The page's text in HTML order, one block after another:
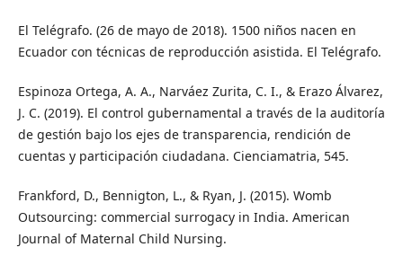
El Telégrafo. (26 de mayo de 2018). 1500 niños nacen en
Ecuador con técnicas de reproducción asistida. El Telégrafo.
Espinoza Ortega, A. A., Narváez Zurita, C. I., & Erazo Álvarez,
J. C. (2019). El control gubernamental a través de la auditoría
de gestión bajo los ejes de transparencia, rendición de
cuentas y participación ciudadana. Cienciamatria, 545.
Frankford, D., Bennigton, L., & Ryan, J. (2015). Womb
Outsourcing: commercial surrogacy in India. American
Journal of Maternal Child Nursing.